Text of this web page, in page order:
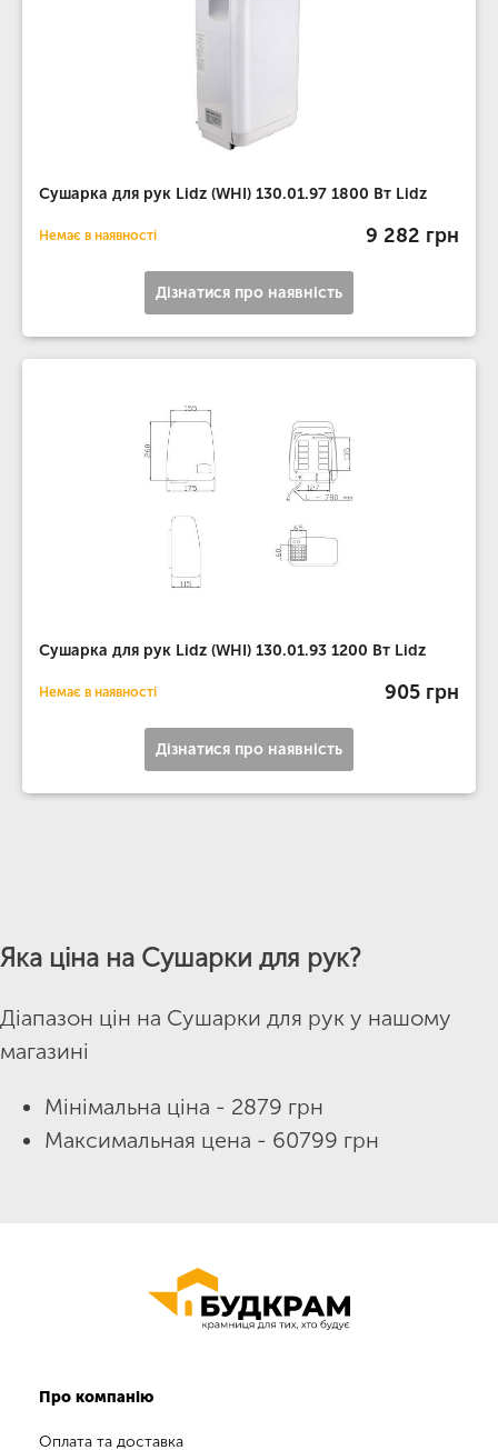
Сушарка для рук Lidz (WHI) 130.01.97 1800 Вт Lidz
Немає в наявності 9 282 грн
Дізнатися про наявність
Сушарка для рук Lidz (WHI) 130.01.93 1200 Вт Lidz
Немає в наявності 905 грн
Дізнатися про наявність
Яка ціна на Сушарки для рук?
Діапазон цін на Сушарки для рук у нашому
магазині
Мінімальна ціна - 2879 грн
Максимальная цена - 60799 грн
Про компанію
Оплата та доставка